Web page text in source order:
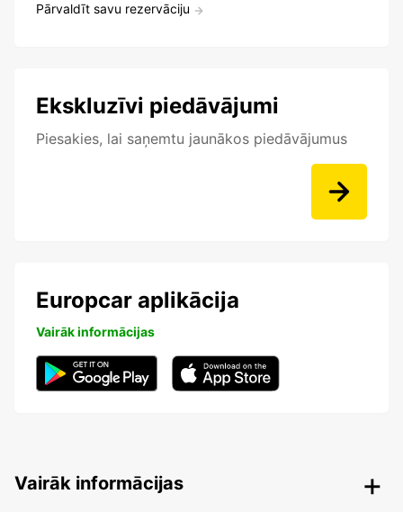
Pārvaldīt savu rezervāciju
Ekskluzīvi piedāvājumi
Piesakies, lai saņemtu jaunākos piedāvājumus
Europcar aplikācija
Vairāk informācijas
Vairāk informācijas